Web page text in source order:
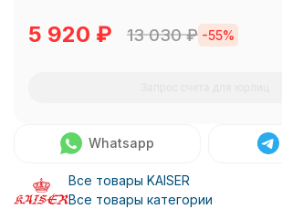
5 920 ₽ 13 030₽ -55%
Whatsapp
Все товары KAISER
Все товары категории